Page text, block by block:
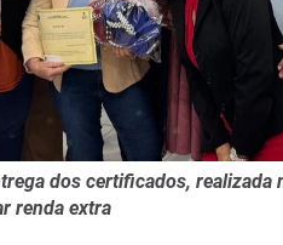
dos certificados, realizada
renda extra